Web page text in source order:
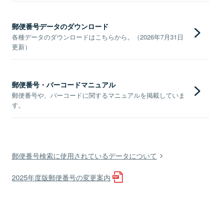
郵便番号データのダウンロード
各種データのダウンロードはこちらから。（2026年7月31日
更新）
郵便番号・バーコードマニュアル
郵便番号や、バーコードに関するマニュアルを掲載していま
す。
郵便番号検索に使用されているデータについて
2025年度版郵便番号の変更案内